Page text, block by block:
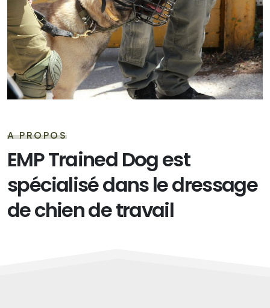
A PROPOS
EMP Trained Dog est
spécialisé dans le dressage
de chien de travail